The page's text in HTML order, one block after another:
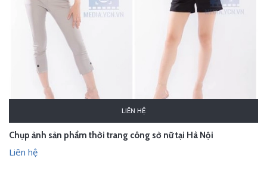
LIÊN HỆ
Chụp ảnh sản phẩm thời trang công sở nữ tại Hà Nội
Liên hệ